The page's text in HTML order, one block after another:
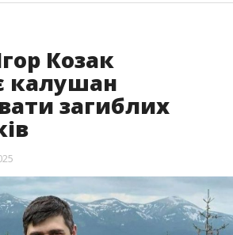
Козак
калушан
загиблих